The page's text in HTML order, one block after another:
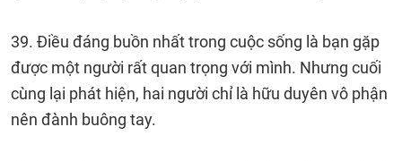
39. Điều đáng buồn nhất trong cuộc sống là bạn gặp
được một người rất quan trọng với mình. Nhưng cuối
cùng lại phát hiện, hai người chỉ là hữu duyên vô phận
nên đành buông tay.